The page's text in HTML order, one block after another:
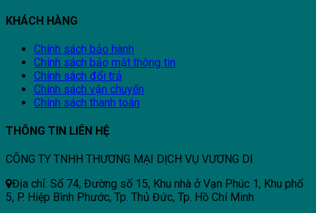
KHÁCH HÀNG
Chính sách bảo hành
Chính sách bảo mật thông tin
Chính sách đổi trả
Chính sách vận chuyển
Chính sách thanh toán
THÔNG TIN LIÊN HỆ
CÔNG TY TNHH THƯƠNG MẠI DỊCH VỤ VƯƠNG DI
Địa chỉ: Số 74, Đường số 15, Khu nhà ở Vạn Phúc 1, Khu phố
5, P. Hiệp Bình Phước, Tp. Thủ Đức, Tp. Hồ Chí Minh